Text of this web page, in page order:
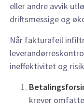
eller andre avvik
driftsmessige og
Når fakturafeil
ineffektivitet og
krever